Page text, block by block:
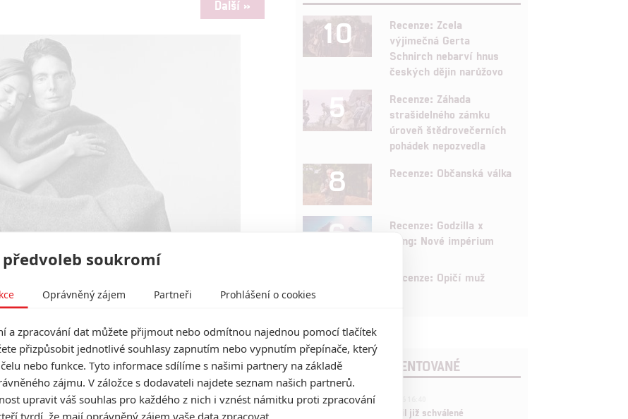
Další »
Reeve Story | Fandíme filmu
10
Recenze: Zcela
výjimečná Gerta
Schnirch nebarví hnus
českých dějin narůžovo
5
Recenze: Záhada
strašidelného zámku
úroveň štědrovečerních
pohádek nepozvedla
8 Recenze: Občanská válka
6
Recenze: Godzilla x
Kong: Nové impérium
Recenze: Opičí muž
POSLEDNÍ KOMENTOVANÉ
3ČLÁNEK | 01.08.2026 16:40
Marvel nečekaně zrušil již schválené
soukromí
Oprávněný zájem Partneři Prohlášení o cookies
a zpracování dat můžete přijmout nebo odmítnou najednou pomocí tlačítek
přizpůsobit jednotlivé souhlasy zapnutím nebo vypnutím přepínače, který
nebo funkce. Tyto informace sdílíme s našimi partnery na základě
zájmu. V záložce s dodavateli najdete seznam našich partnerů.
upravit váš souhlas pro každého z nich i vznést námitku proti zpracování
tvrdí, že mají oprávněný zájem vaše data zpracovat.